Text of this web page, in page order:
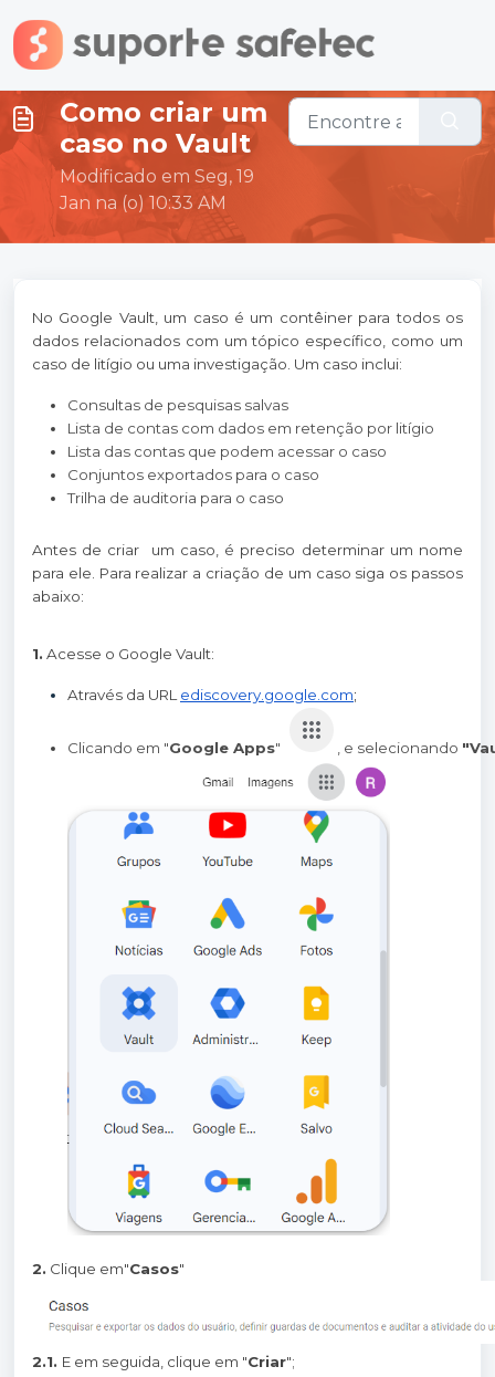
Ir para o conteúdo principal
Como criar um
caso no Vault
Modificado em Seg, 19
Jan na (o) 10:33 AM
No Google Vault, um caso é um contêiner para todos os
dados relacionados com um tópico específico, como um
caso de litígio ou uma investigação. Um caso inclui:
Consultas de pesquisas salvas
Lista de contas com dados em retenção por litígio
Lista das contas que podem acessar o caso
Conjuntos exportados para o caso
Trilha de auditoria para o caso
Antes de criar um caso, é preciso determinar um nome
para ele. Para realizar a criação de um caso siga os passos
abaixo:
1. Acesse o Google Vault:
Através da URL ediscovery.google.com;
Clicando em "Google Apps" , e selecionando
2. Clique em"Casos"
2.1. E em seguida, clique em "Criar";